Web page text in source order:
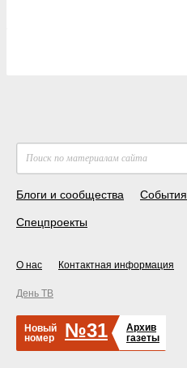
Блоги и сообщества События
Спецпроекты
О нас Контактная информация
День ТВ
Новый
номер
№31
Архив
газеты